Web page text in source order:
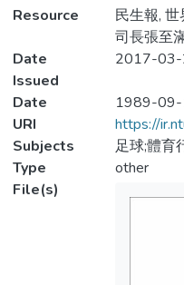
Resource
民生報,
司長張至
Date
Issued
2017-03-
Date
1989-
URI
https://
Subjects
足球;體育
Type
other
File(s)